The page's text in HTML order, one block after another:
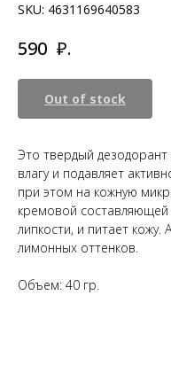
SKU: 4631169640583
590 ₽.
Out of stock
Это твердый
влагу и подавляет
при этом на кожную
кремовой составляющей
липкости, и питает
лимонных оттенков.
Объем: 40 гр.